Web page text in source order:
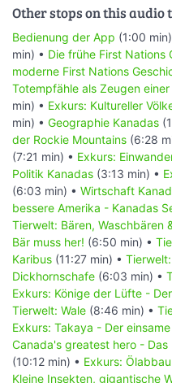
Other stops on this audio
Bedienung der App (1:00
min) • Die frühe First Nations
moderne First Nations
Totempfähle als Zeugen
min) • Exkurs: Kultureller
min) • Geographie Kanadas
der Rockie Mountains (6:28
(7:21 min) • Exkurs:
Politik Kanadas (3:13 min) •
(6:03 min) • Wirtschaft
bessere Amerika - Kanadas
Tierwelt: Bären, Waschbären
Bär muss her! (6:50 min) •
Karibus (11:27 min) •
Dickhornschafe (6:03 min) •
Exkurs: Könige der Lüfte -
Tierwelt: Wale (8:46 min) •
Exkurs: Takaya - Der
Canada's greatest hero -
(10:12 min) • Exkurs:
Kleine Insekten, gigantische